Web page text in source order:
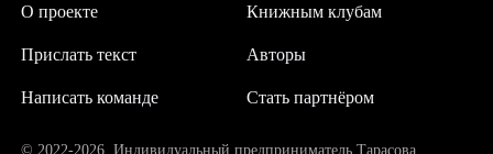
О проекте
Написать команде
Авторы
Прислать текст
Книжным клубам
Стать партнёром
© 2022-2026. Индивидуальный предприниматель Тарасова